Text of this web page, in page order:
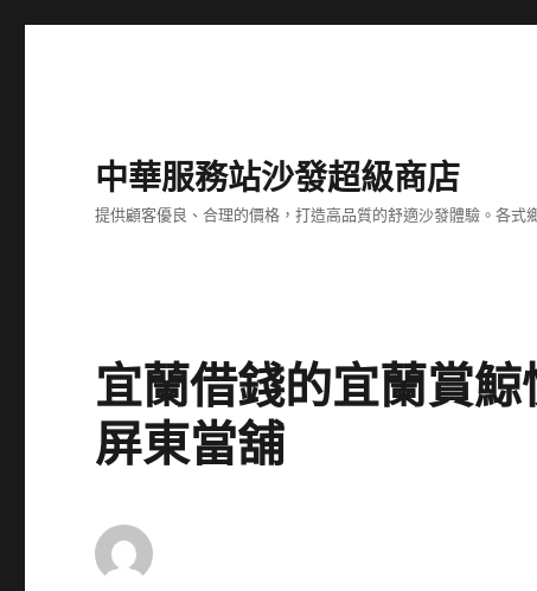
中華服務站沙發超級商店
提供顧客優良、合理的價格，打造高品質的舒適沙發體驗。各
宜蘭借錢的宜蘭賞
屏東當舖